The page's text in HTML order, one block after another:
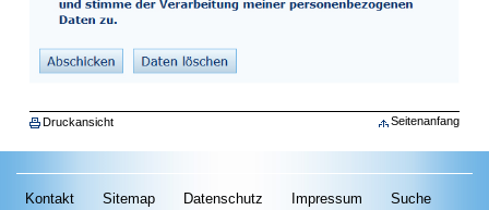
Seitenanfang
Druckansicht
Kontakt Sitemap Datenschutz Impressum Suche